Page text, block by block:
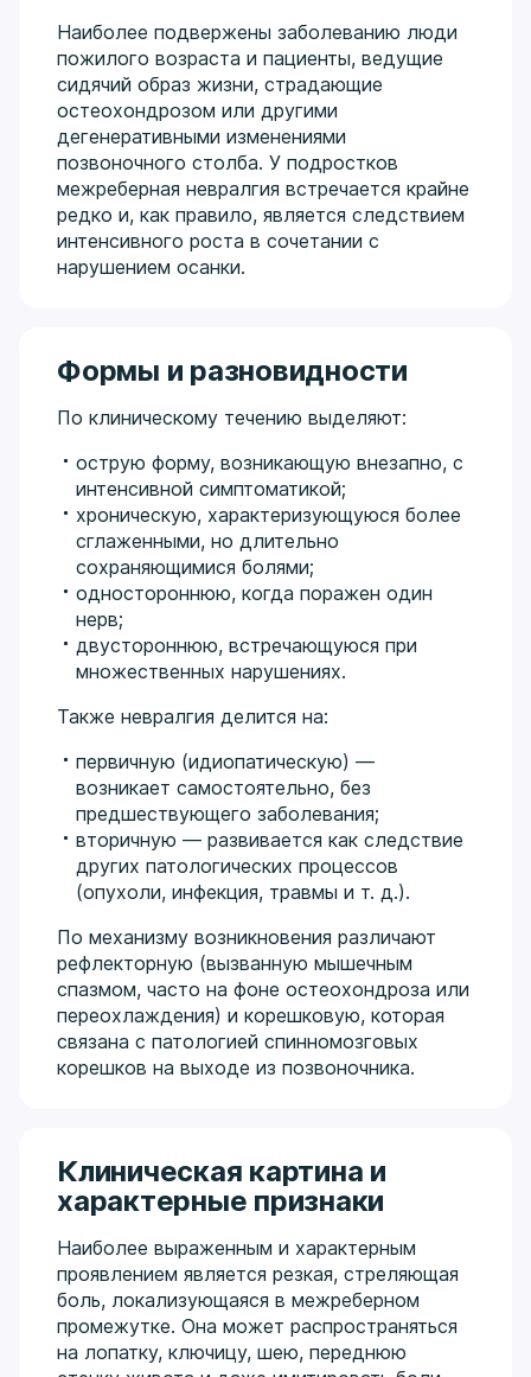
Наиболее подвержены заболеванию люди
пожилого возраста и пациенты, ведущие
сидячий образ жизни, страдающие
остеохондрозом или другими
дегенеративными изменениями
позвоночного столба. У подростков
межреберная невралгия встречается крайне
редко и, как правило, является следствием
интенсивного роста в сочетании с
нарушением осанки.
Формы и разновидности
По клиническому течению выделяют:
острую форму, возникающую внезапно, с
интенсивной симптоматикой;
хроническую, характеризующуюся более
сглаженными, но длительно
сохраняющимися болями;
одностороннюю, когда поражен один
нерв;
двустороннюю, встречающуюся при
множественных нарушениях.
Также невралгия делится на:
первичную (идиопатическую) —
возникает самостоятельно, без
предшествующего заболевания;
вторичную — развивается как следствие
других патологических процессов
(опухоли, инфекция, травмы и т. д.).
По механизму возникновения различают
рефлекторную (вызванную мышечным
спазмом, часто на фоне остеохондроза или
переохлаждения) и корешковую, которая
связана с патологией спинномозговых
корешков на выходе из позвоночника.
Клиническая картина и
характерные признаки
Наиболее выраженным и характерным
проявлением является резкая, стреляющая
боль, локализующаяся в межреберном
промежутке. Она может распространяться
на лопатку, ключицу, шею, переднюю